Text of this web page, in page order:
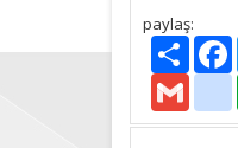
paylaş:
Paylaş
Gmail